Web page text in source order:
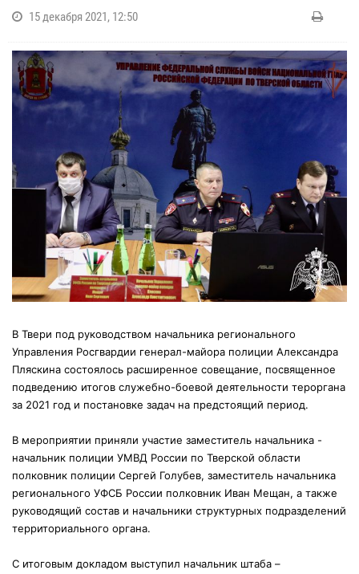
15 декабря 2021, 12:50
В Твери под руководством начальника регионального
Управления Росгвардии генерал-майора полиции Александра
Пляскина состоялось расширенное совещание, посвященное
подведению итогов служебно-боевой деятельности тероргана
за 2021 год и постановке задач на предстоящий период.
В мероприятии приняли участие заместитель начальника -
начальник полиции УМВД России по Тверской области
полковник полиции Сергей Голубев, заместитель начальника
регионального УФСБ России полковник Иван Мещан, а также
руководящий состав и начальники структурных подразделений
территориального органа.
С итоговым докладом выступил начальник штаба –